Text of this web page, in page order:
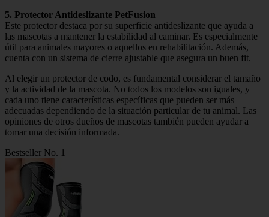
5. Protector Antideslizante PetFusion
Este protector destaca por su superficie antideslizante que ayuda a
las mascotas a mantener la estabilidad al caminar. Es especialmente
útil para animales mayores o aquellos en rehabilitación. Además,
cuenta con un sistema de cierre ajustable que asegura un buen fit.
Al elegir un protector de codo, es fundamental considerar el tamaño
y la actividad de la mascota. No todos los modelos son iguales, y
cada uno tiene características específicas que pueden ser más
adecuadas dependiendo de la situación particular de tu animal. Las
opiniones de otros dueños de mascotas también pueden ayudar a
tomar una decisión informada.
Bestseller No. 1